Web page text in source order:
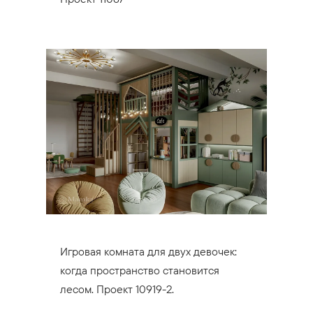
Игровая комната для двух девочек:
когда пространство становится
лесом. Проект 10919-2.